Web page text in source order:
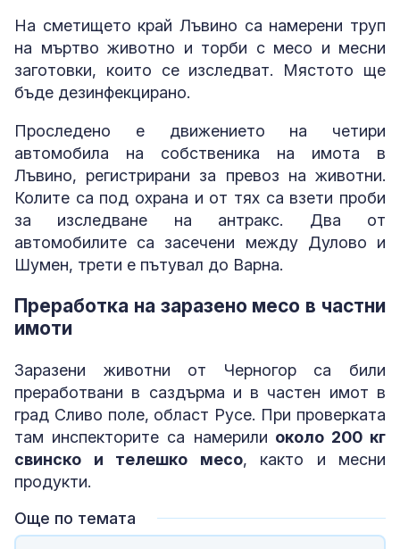
На сметището край Лъвино са намерени труп
на мъртво животно и торби с месо и месни
заготовки, които се изследват. Мястото ще
бъде дезинфекцирано.
Проследено е движението на четири
автомобила на собственика на имота в
Лъвино, регистрирани за превоз на животни.
Колите са под охрана и от тях са взети проби
за изследване на антракс. Два от
автомобилите са засечени между Дулово и
Шумен, трети е пътувал до Варна.
Преработка на заразено месо в частни
имоти
Заразени животни от Черногор са били
преработвани в саздърма и в частен имот в
град Сливо поле, област Русе. При проверката
там инспекторите са намерили около 200 кг
свинско и телешко месо, както и месни
продукти.
Още по темата